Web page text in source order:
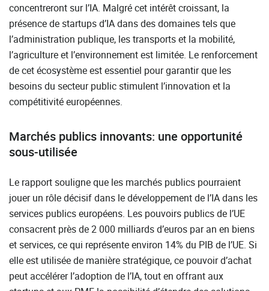
concentreront sur l’IA. Malgré cet intérêt croissant, la
présence de startups d’IA dans des domaines tels que
l’administration publique, les transports et la mobilité,
l’agriculture et l’environnement est limitée. Le renforcement
de cet écosystème est essentiel pour garantir que les
besoins du secteur public stimulent l’innovation et la
compétitivité européennes.
Marchés publics innovants: une opportunité
sous-utilisée
Le rapport souligne que les marchés publics pourraient
jouer un rôle décisif dans le développement de l’IA dans les
services publics européens. Les pouvoirs publics de l’UE
consacrent près de 2 000 milliards d’euros par an en biens
et services, ce qui représente environ 14% du PIB de l’UE. Si
elle est utilisée de manière stratégique, ce pouvoir d’achat
peut accélérer l’adoption de l’IA, tout en offrant aux